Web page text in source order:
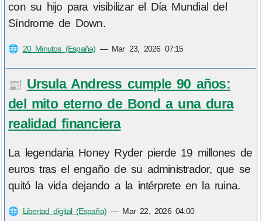
con su hijo para visibilizar el Día Mundial del
Síndrome de Down.
🌐 20 Minutos (España) — Mar 23, 2026 07:15
📰 Ursula Andress cumple 90 años:
del mito eterno de Bond a una dura
realidad financiera
La legendaria Honey Ryder pierde 19 millones de
euros tras el engaño de su administrador, que se
quitó la vida dejando a la intérprete en la ruina.
🌐 Libertad digital (España) — Mar 22, 2026 04:00